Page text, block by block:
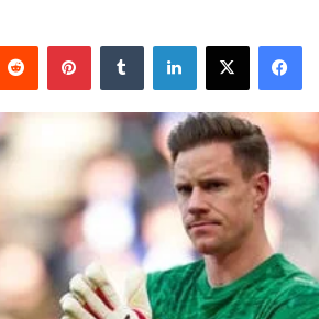
فيسبوك ‫X لينكدإن بينتيريست